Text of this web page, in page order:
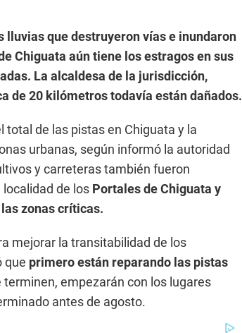
lluvias que destruyeron vías e inundaron
Chiguata aún tiene los estragos en sus
La alcaldesa de la jurisdicción,
de 20 kilómetros todavía están dañados.
total de las pistas en Chiguata y la
urbanas, según informó la autoridad
y carreteras también fueron
de los Portales de Chiguata y
zonas críticas.
mejorar la transitabilidad de los
que primero están reparando las pistas
terminen, empezarán con los lugares
antes de agosto.